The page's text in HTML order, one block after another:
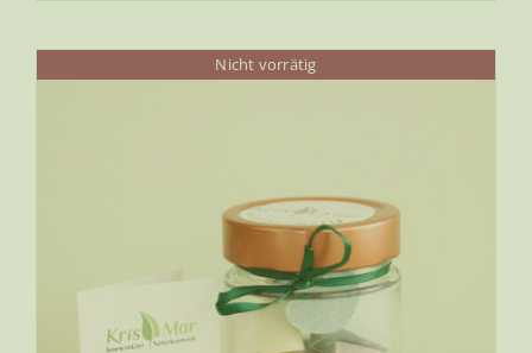
Nicht vorrätig